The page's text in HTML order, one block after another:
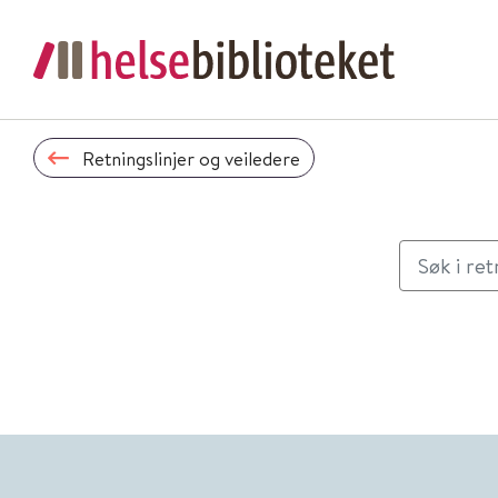
Retningslinjer og veiledere